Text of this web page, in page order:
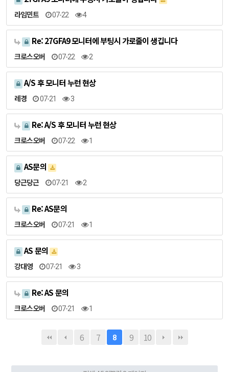
라임민트 07-22 4
Re: 27GFA9 모니터에 부팅시 가로줄이 생깁니다
크로스오버 07-22 2
A/S 후 모니터 누런 현상
레경 07-21 3
Re: A/S 후 모니터 누런 현상
크로스오버 07-22 1
AS문의
당근당근 07-21 2
Re: AS문의
크로스오버 07-21 1
AS 문의
강대영 07-21 3
Re: AS 문의
크로스오버 07-21 1
6 7 8 9 10